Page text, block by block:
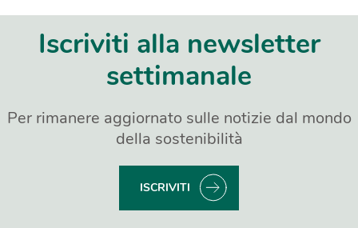
Iscriviti alla newsletter
settimanale
Per rimanere aggiornato sulle notizie dal mondo
della sostenibilità
ISCRIVITI